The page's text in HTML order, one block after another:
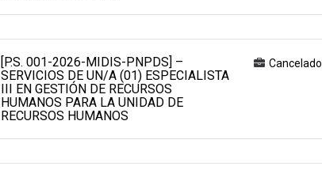
[P.S. 001-2026-MIDIS-PNPDS] –
SERVICIOS DE UN/A (01) ESPECIALISTA
III EN GESTIÓN DE RECURSOS
HUMANOS PARA LA UNIDAD DE
RECURSOS HUMANOS
Cancelado